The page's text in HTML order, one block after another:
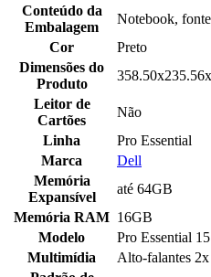
Conteúdo da
Embalagem
Notebook,
Cor
Preto
Dimensões do
Produto
Leitor de
Cartões
Não
Linha
Pro Essential
Marca
Dell
Memória
Expansível
até 64GB
Memória RAM 16GB
Modelo
Pro Essential
Multimídia
Alto-falantes